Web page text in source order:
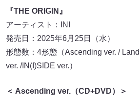
『THE ORIGIN』
アーティスト：INI
発売日：2025年6月25日（水）
形態数：4形態（Ascending ver. /
ver. /IN(I)SIDE ver.）
＜ Ascending ver.（CD+DVD）＞